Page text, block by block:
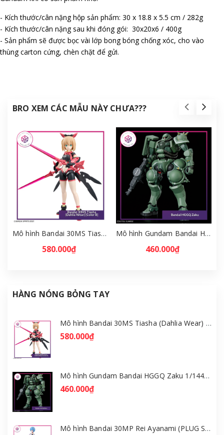
- Kích thước/cân nặng hộp sản phẩm: 30 x 18.8 x 5.5 cm / 282g
- Kích thước/cân nặng sau khi đóng gói: 30x20x6 / 400g
- Sản phẩm sẽ được bọc vài lớp bong bóng chống xóc, cho vào
thùng carton cứng, chèn chặt để gửi.
BRO XEM CÁC MẪU NÀY CHƯA???
Mô hình Bandai 30MS Tiasha (Dahlia Wear) [Color B] [GDB] [30MS]
580.000₫
Mô hình Gundam Bandai HGGQ Zaku 1/144 – MSG GQuuuuuuX [GDB] [BHG]
460.000₫
HÀNG NÓNG BỎNG TAY
Mô hình Bandai 30MS Tiasha (Dahlia Wear) [Color B] [GDB] [30MS]
580.000₫
Mô hình Gundam Bandai HGGQ Zaku 1/144 – MSG GQuuuuuuX [GDB] [BHG]
460.000₫
Mô hình Bandai 30MP Rei Ayanami (PLUG SUIT Ver.) – Evangelion [GDB] [30MP]